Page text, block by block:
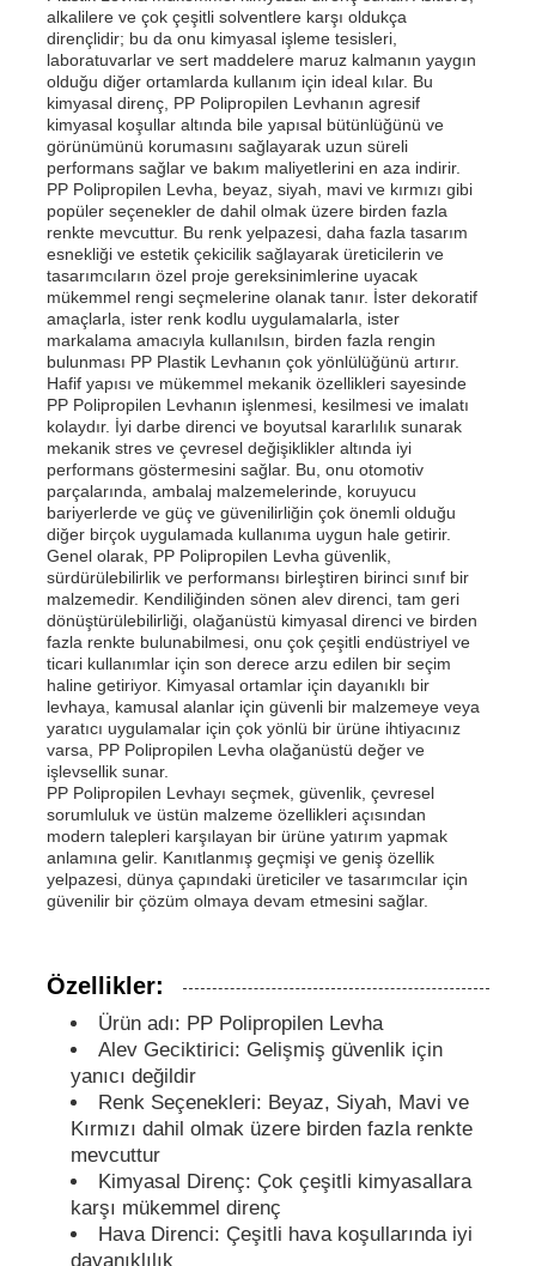
Ana sayfa
Ürünler
Hakkımızda
Fabrika turu
Kalite kontrol
Bize ulaşın
Haberler
Tüm servis talepleri
Teklif isteği
pp plastik karton
PP Reklam Kurulu
Plastik PP Levha
Yangına dayanıklı polipropilen tabaka
PP boş inşaat tahtası
PP duvar levhası
polipropilen levha
alkalilere ve çok çeşitli solventlere karşı oldukça
dirençlidir; bu da onu kimyasal işleme tesisleri,
laboratuvarlar ve sert maddelere maruz kalmanın yaygın
olduğu diğer ortamlarda kullanım için ideal kılar. Bu
kimyasal direnç, PP Polipropilen Levhanın agresif
kimyasal koşullar altında bile yapısal bütünlüğünü ve
görünümünü korumasını sağlayarak uzun süreli
performans sağlar ve bakım maliyetlerini en aza indirir.
PP Polipropilen Levha, beyaz, siyah, mavi ve kırmızı gibi
popüler seçenekler de dahil olmak üzere birden fazla
renkte mevcuttur. Bu renk yelpazesi, daha fazla tasarım
esnekliği ve estetik çekicilik sağlayarak üreticilerin ve
tasarımcıların özel proje gereksinimlerine uyacak
mükemmel rengi seçmelerine olanak tanır. İster dekoratif
amaçlarla, ister renk kodlu uygulamalarla, ister
markalama amacıyla kullanılsın, birden fazla rengin
bulunması PP Plastik Levhanın çok yönlülüğünü artırır.
Hafif yapısı ve mükemmel mekanik özellikleri sayesinde
PP Polipropilen Levhanın işlenmesi, kesilmesi ve imalatı
kolaydır. İyi darbe direnci ve boyutsal kararlılık sunarak
mekanik stres ve çevresel değişiklikler altında iyi
performans göstermesini sağlar. Bu, onu otomotiv
parçalarında, ambalaj malzemelerinde, koruyucu
bariyerlerde ve güç ve güvenilirliğin çok önemli olduğu
diğer birçok uygulamada kullanıma uygun hale getirir.
Genel olarak, PP Polipropilen Levha güvenlik,
sürdürülebilirlik ve performansı birleştiren birinci sınıf bir
malzemedir. Kendiliğinden sönen alev direnci, tam geri
dönüştürülebilirliği, olağanüstü kimyasal direnci ve birden
fazla renkte bulunabilmesi, onu çok çeşitli endüstriyel ve
ticari kullanımlar için son derece arzu edilen bir seçim
haline getiriyor. Kimyasal ortamlar için dayanıklı bir
levhaya, kamusal alanlar için güvenli bir malzemeye veya
yaratıcı uygulamalar için çok yönlü bir ürüne ihtiyacınız
varsa, PP Polipropilen Levha olağanüstü değer ve
işlevsellik sunar.
PP Polipropilen Levhayı seçmek, güvenlik, çevresel
sorumluluk ve üstün malzeme özellikleri açısından
modern talepleri karşılayan bir ürüne yatırım yapmak
anlamına gelir. Kanıtlanmış geçmişi ve geniş özellik
yelpazesi, dünya çapındaki üreticiler ve tasarımcılar için
güvenilir bir çözüm olmaya devam etmesini sağlar.
Özellikler:
Ürün adı: PP Polipropilen Levha
Alev Geciktirici: Gelişmiş güvenlik için
yanıcı değildir
Renk Seçenekleri: Beyaz, Siyah, Mavi ve
Kırmızı dahil olmak üzere birden fazla renkte
mevcuttur
Kimyasal Direnç: Çok çeşitli kimyasallara
karşı mükemmel direnç
Hava Direnci: Çeşitli hava koşullarında iyi
dayanıklılık